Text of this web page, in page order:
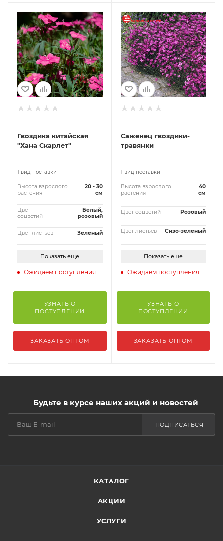
Гвоздика китайская
"Хана Скарлет"
1 вид поставки
Высота взрослого
растения
20 - 30
см
Цвет
соцветий
Белый,
розовый
Цвет листьев Зеленый
Показать еще
Ожидаем поступления
УЗНАТЬ О
ПОСТУПЛЕНИИ
ЗАКАЗАТЬ ОПТОМ
Саженец гвоздики-
травянки
1 вид поставки
Высота взрослого
растения
40
см
Цвет соцветий Розовый
Цвет листьев Сизо-зеленый
Показать еще
Ожидаем поступления
УЗНАТЬ О
ПОСТУПЛЕНИИ
ЗАКАЗАТЬ ОПТОМ
Будьте в курсе наших акций и новостей
ПОДПИСАТЬСЯ
КАТАЛОГ
АКЦИИ
УСЛУГИ